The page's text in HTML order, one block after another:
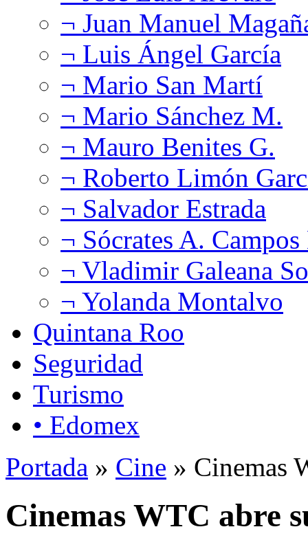
¬ Juan Manuel
¬ Luis Ángel García
¬ Mario San Martí
¬ Mario Sánchez M.
¬ Mauro Benites G.
¬ Roberto Limón
¬ Salvador Estrada
¬ Sócrates A.
¬ Vladimir Galeana
¬ Yolanda Montalvo
Quintana Roo
Seguridad
Turismo
• Edomex
Portada » Cine » Cinemas
Cinemas WTC abre